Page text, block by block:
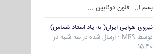
بسم ا.. فلون دوکابین ...
نیروی هوایی ایران( به یاد استاد شماس)
توسط MR9
· ارسال شده در سه شنبه در
15:40